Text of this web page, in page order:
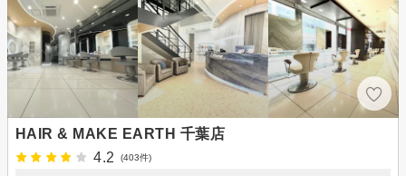
HAIR & MAKE EARTH 千葉店
4.2
(403件)